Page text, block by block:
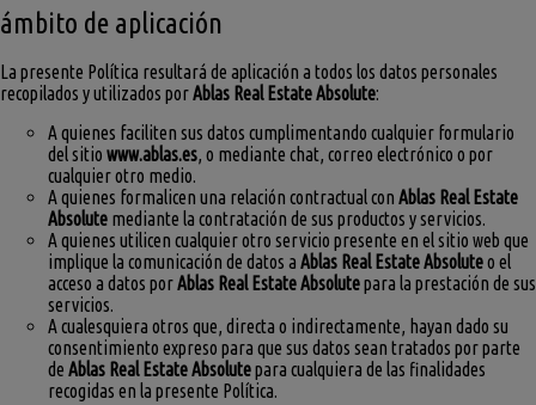
ámbito de aplicación
La presente Política resultará de aplicación a todos los datos personales
recopilados y utilizados porAblas Real Estate Absolute:
A quienes faciliten sus datos cumplimentando cualquier formulario
del sitio www.ablas.es, o mediante chat, correo electrónico o por
cualquier otro medio.
A quienes formalicen una relación contractual con Ablas Real Estate
Absolute mediante la contratación de sus productos y servicios.
A quienes utilicen cualquier otro servicio presente en el sitio web que
implique la comunicación de datos a Ablas Real Estate Absoluteo el
acceso a datos porAblas Real Estate Absolutepara la prestación de sus
servicios.
A cualesquiera otros que, directa o indirectamente, hayan dado su
consentimiento expreso para que sus datos sean tratados por parte
de Ablas Real Estate Absolutepara cualquiera de las finalidades
recogidas en la presente Política.